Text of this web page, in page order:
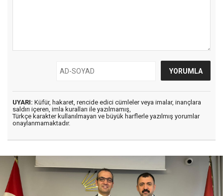
UYARI: Küfür, hakaret, rencide edici cümleler veya imalar, inançlara
saldırı içeren, imla kuralları ile yazılmamış,
Türkçe karakter kullanılmayan ve büyük harflerle yazılmış yorumlar
onaylanmamaktadır.